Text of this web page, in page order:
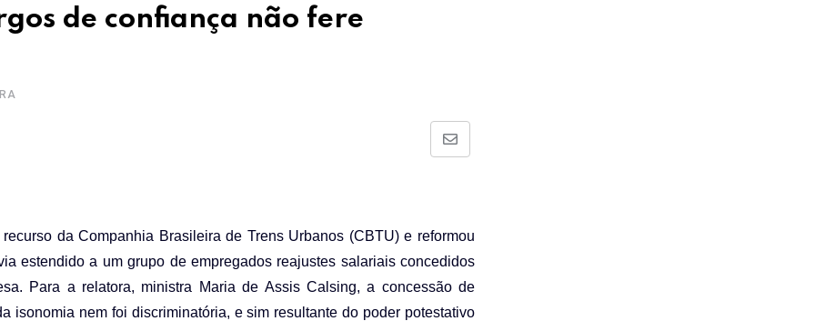
de confiança não fere
Share
da Companhia Brasileira de Trens Urbanos (CBTU) e reformou
estendido a um grupo de empregados reajustes salariais concedidos
Para a relatora, ministra Maria de Assis Calsing, a concessão de
isonomia nem foi discriminatória, e sim resultante do poder potestativo